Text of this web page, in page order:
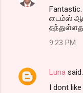
டைம்ஸ் ஆப்
9:23 PM
Luna
I dont